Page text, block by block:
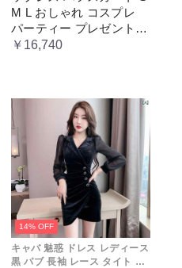
ス
M L おしゃれ コスプレ
パーティー プレゼント
レディース コスチューム
￥16,740
14% OFF
キャバ 魅惑 ドレス レディース
黒 パブ 長袖 レース タイト ス